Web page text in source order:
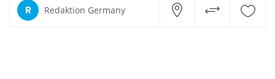
R Redaktion Germany